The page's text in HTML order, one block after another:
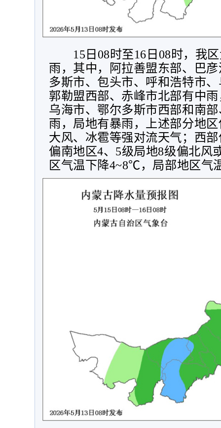
15日 08时至16日 08时，我
雨，其中，阿拉善盟东部、巴
多斯市、包头市、呼和浩特市
郭勒盟西部、赤峰市北部有中
乌海市、鄂尔多斯市西部和南
雨，局地有暴雨，上述部分地
大风、冰雹等强对流天气；西
偏南地区4、 5级局地8级偏北风
区气温下降4~8℃，局部地区气